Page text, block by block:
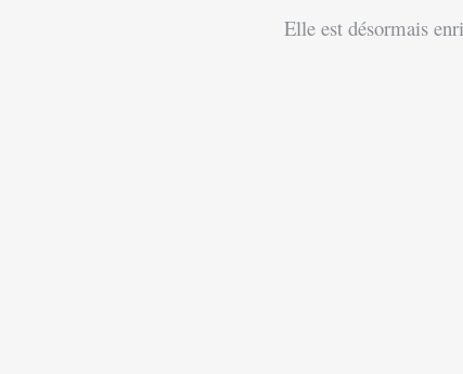
Elle est désormais